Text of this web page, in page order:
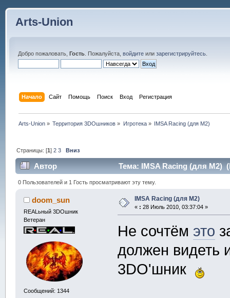
Arts-Union
Добро пожаловать, Гость. Пожалуйста, войдитеили зарегистрируйтесь.
Начало Сайт Помощь Поиск Вход Регистрация
Arts-Union » Территория 3DOшников » Игротека» IMSA Racing (для M2)
Страницы: [1]2 3 Вниз
Автор Тема: IMSA Racing (для M2)
0 Пользователей и 1 Гость просматривают эту тему.
doom_sun
REALьный 3DOшник
Ветеран
Сообщений: 1344
IMSA Racing (для M2)
« : 28 Июль 2010, 03:37:04 »
Не сочтём это
должен видеть
3DO'шник